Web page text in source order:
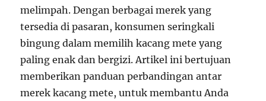
melimpah. Dengan berbagai merek yang
tersedia di pasaran, konsumen seringkali
bingung dalam memilih kacang mete yang
paling enak dan bergizi. Artikel ini bertujuan
memberikan panduan perbandingan antar
merek kacang mete, untuk membantu Anda